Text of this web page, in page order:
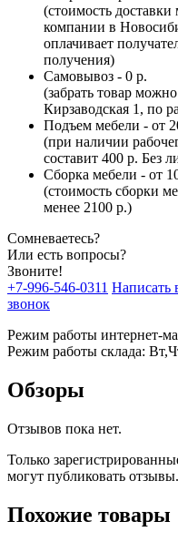
(стоимость
компании в
оплачивает
получения)
Самовывоз - 0 р.
(забрать товар
Кирзаводская 1, по
Подъем мебели - от
(при наличии
составит 400 р. Без
Сборка мебели - от
(стоимость сборки
менее 2100 р.)
Сомневаетесь?
Или есть вопросы?
Звоните!
+7-996-546-0311 Написать
звонок
Режим работы интернет-
Режим работы склада:
Обзоры
Отзывов пока нет.
Только
могут публиковать отзывы.
Похожие товары